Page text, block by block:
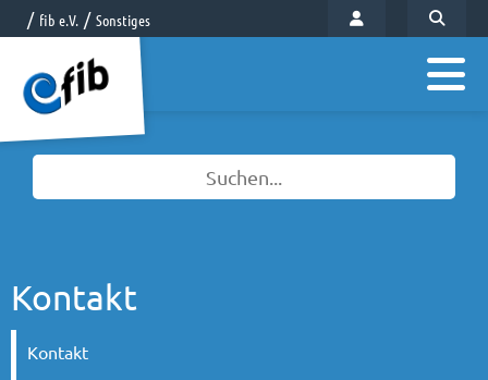
fib e.V. Sonstiges
Kontakt
Kontakt